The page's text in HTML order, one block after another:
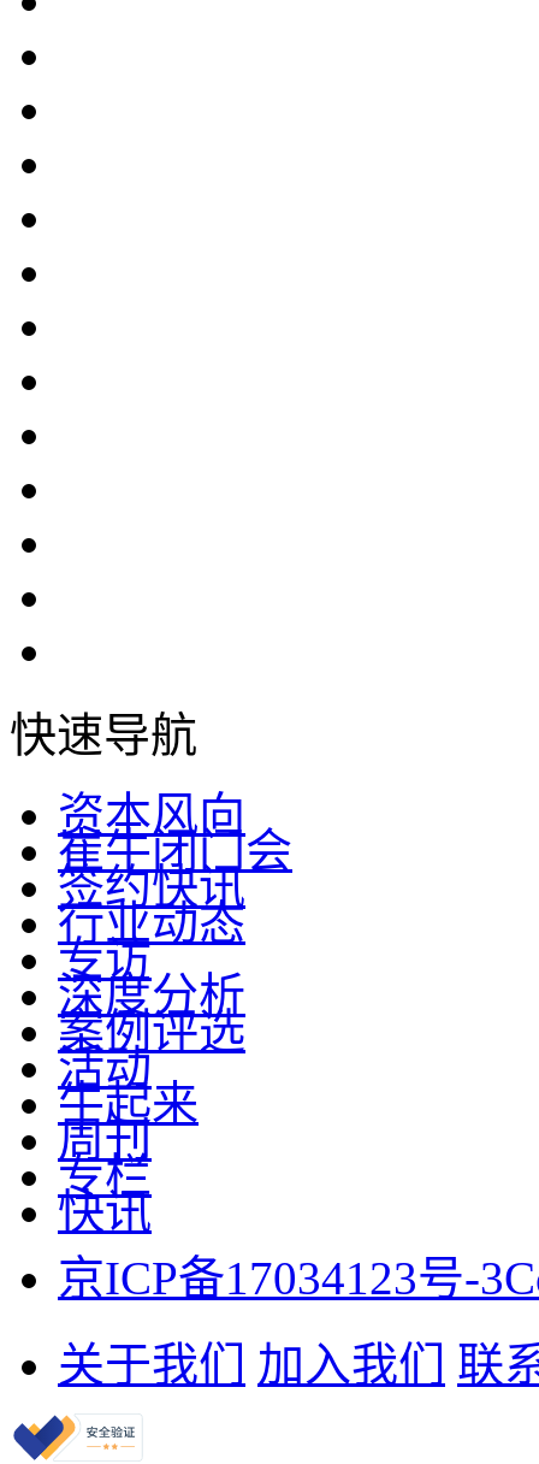
快速导航
资本风向
崔牛闭门会
签约快讯
行业动态
专访
深度分析
案例评选
活动
牛起来
周刊
专栏
快讯
京ICP备17034123号-3
关于我们
加入我们 联